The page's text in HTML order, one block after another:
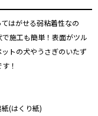
はがせる弱粘着性なの
施工も簡単！表面がツル
トの犬やうさぎのいたず
！
(はくり紙)